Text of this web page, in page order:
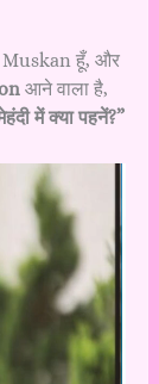
हूँ, और
आने वाला है,
में क्या पहनें?”